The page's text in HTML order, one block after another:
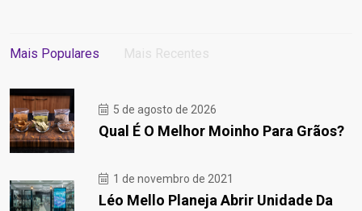
Mais Populares Mais Recentes
5 de agosto de 2026
Qual É O Melhor Moinho Para Grãos?
1 de novembro de 2021
Léo Mello Planeja Abrir Unidade Da